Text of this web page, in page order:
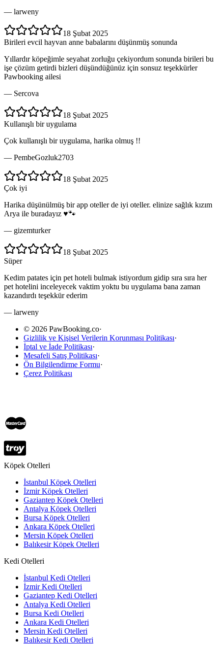
— larweny
18 Şubat 2025
Birileri evcil hayvan anne babalarını düşünmüş sonunda
Yıllardır köpeğimle seyahat zorluğu çekiyordum sonunda birileri bu
işe çözüm getirdi bizleri düşündüğünüz için sonsuz teşekkürler
Pawbooking ailesi
— Sercova
18 Şubat 2025
Kullanışlı bir uygulama
Çok kullanışlı bir uygulama, harika olmuş !!
— PembeGozluk2703
18 Şubat 2025
Çok iyi
Harika düşünülmüş bir app oteller de iyi oteller. elinize sağlık kızım
Arya ile buradayız ♥️🐾
— gizemturker
18 Şubat 2025
Süper
Kedim patates için pet hoteli bulmak istiyordum gidip sıra sıra her
pet hotelini inceleyecek vaktim yoktu bu uygulama bana zaman
kazandırdı teşekkür ederim
— larweny
© 2026 PawBooking.co·
Gizlilik ve Kişisel Verilerin Korunması Politikası·
İptal ve İade Politikası·
Mesafeli Satış Politikası·
Ön Bilgilendirme Formu·
Çerez Politikası
Köpek Otelleri
İstanbul Köpek Otelleri
İzmir Köpek Otelleri
Gaziantep Köpek Otelleri
Antalya Köpek Otelleri
Bursa Köpek Otelleri
Ankara Köpek Otelleri
Mersin Köpek Otelleri
Balıkesir Köpek Otelleri
Kedi Otelleri
İstanbul Kedi Otelleri
İzmir Kedi Otelleri
Gaziantep Kedi Otelleri
Antalya Kedi Otelleri
Bursa Kedi Otelleri
Ankara Kedi Otelleri
Mersin Kedi Otelleri
Balıkesir Kedi Otelleri